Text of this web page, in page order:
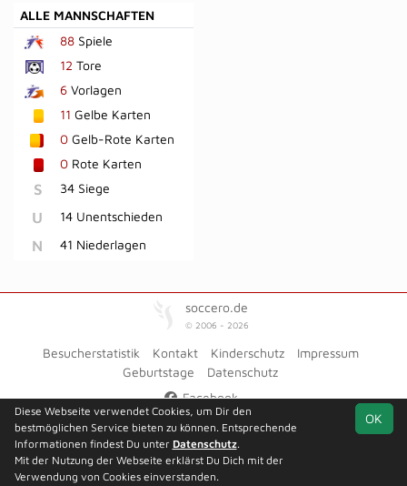
Team
Kreisliga,
Staffel 1
Spielplan
ALLE MANNSCHAFTEN
88 Spiele
12 Tore
6 Vorlagen
11 Gelbe Karten
0 Gelb-Rote Karten
0 Rote Karten
S 34 Siege
U 14 Unentschieden
N 41 Niederlagen
soccero.de
© 2006 - 2026
Besucherstatistik Kontakt Kinderschutz
Impressum
Geburtstage
Datenschutz
Facebook
OK
Diese Webseite verwendet Cookies, um Dir den
bestmöglichen Service bieten zu können. Entsprechende
Informationen findest Du unter Datenschutz.
Mit der Nutzung der Webseite erklärst Du Dich mit der
Verwendung von Cookies einverstanden.